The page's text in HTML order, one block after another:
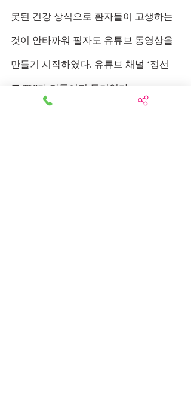
못된 건강 상식으로 환자들이 고생하는
것이 안타까워 필자도 유튜브 동영상을
만들기 시작하였다. 유튜브 채널 ‘정선
근 TV'가 만들어진 동기였다.